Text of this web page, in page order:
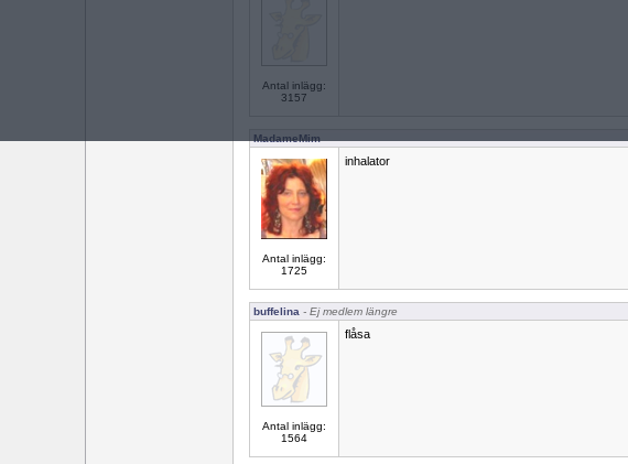
Antal inlägg:
3157
MadameMim
Antal inlägg:
1725
inhalator
buffelina - Ej medlem längre
Antal inlägg:
1564
flåsa